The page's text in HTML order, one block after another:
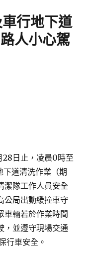
行地下道
人小心駕
28日止，凌晨0時至
道清洗作業（期
潔隊工作人員安全
公局出動緩撞車守
車輛若於作業時間
，並遵守現場交通
行車安全。